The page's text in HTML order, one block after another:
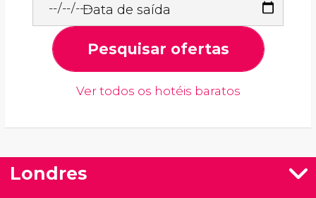
Data de saída
Pesquisar ofertas
Ver todos os hotéis baratos
Londres